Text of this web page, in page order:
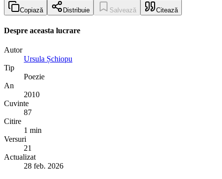
Copiază Distribuie Salvează Citează
Despre aceasta lucrare
Autor
Ursula Șchiopu
Tip
Poezie
An
2010
Cuvinte
87
Citire
1 min
Versuri
21
Actualizat
28 feb. 2026